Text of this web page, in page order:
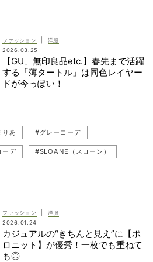
デ #赤コーデ
デ
ファッション
洋服
2026.03.25
【GU、無印良品etc.】春先まで活躍
する「薄タートル」は同色レイヤー
ドが今っぽい！
りあ #グレーコーデ
ーデ #SLOANE（スローン）
ーデ
ドスタイル #スカートコーデ
ファッション
洋服
2026.01.24
カジュアルの“きちんと見え”に【ポ
ロニット】が優秀！一枚でも重ねて
も◎